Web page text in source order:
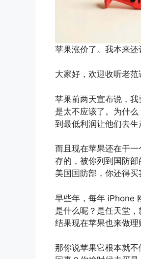
苹果涨价了。我本来还
大家好，欢迎收听老范
苹果前两天宣布说，
是太不应该了。为什
到最低利润让他们去生
而且现在苹果还在干
存的，被你列到国防
美国国防部，你还得
早些年，每年 iPhone
是什么呢？是任天堂
结果现在苹果也来做理
那你说苹果它根本就